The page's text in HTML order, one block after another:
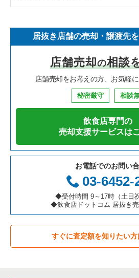
寿司の居抜き売却物件の案件一覧
焼肉の居抜き売却物件の案件一覧
鉄板焼き・お好み焼の居抜き売却物件
カフェの居抜き売却物件の案件一覧
テイクアウトの居抜き売却物件の案件一
お弁当・惣菜・デリの居抜き売却物件の
カラオケ・パブ・スナックの居抜き売却
バーの居抜き売却物件の案件一覧
居酒屋・ダイニングバーの居抜き売却物
神奈川県の飲食店の居抜き売却物件の
大阪府の飲食店の居抜き売却物件の案件
兵庫県の飲食店の居抜き売却物件の案
愛知県の飲食店の居抜き売却物件の案
岐阜県の飲食店の居抜き売却物件の案
三重県の飲食店の居抜き売却物件の案
新宿区の飲食店の居抜き売却物件の案
葛飾区の飲食店の居抜き売却物件の案件
中央区の飲食店の居抜き売却物件の案
千代田区の飲食店の居抜き売却物件の案
港区の飲食店の居抜き売却物件の案件一
足立区の飲食店の居抜き売却物件の案
板橋区の飲食店の居抜き売却物件の案
台東区の飲食店の居抜き売却物件の案
練馬区の飲食店の居抜き売却物件の案
東京23区のイタリア料理の居抜き売却
東京23区の中華の居抜き売却物件の案
東京23区のそば・うどんの居抜き売却
東京23区の焼肉の居抜き売却物件の案
東京23区の鉄板焼き・お好み焼の居抜
東京23区のアジア料理の居抜き売却物件
東京23区のカフェの居抜き売却物件の
東京23区のテイクアウトの居抜き売却
東京23区のお弁当・惣菜・デリの居抜
平和島駅のそば・うどんの居抜き売却
平和島駅のテイクアウトの居抜き売却
平和島駅の居酒屋・ダイニングバーの
居抜き店舗の売却・譲渡先
店舗売却の相談
店舗売却をお考えの方、お気軽に
秘密厳守 相談
飲食店専門の
売却支援サービスは
お電話でのお問い
03-6452-
◆受付時間 9～17時（土日
◆飲食店ドットコム 居抜き
すぐに査定額を知りたい方